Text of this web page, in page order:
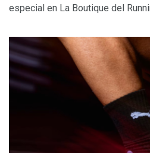
especial en La Boutique del